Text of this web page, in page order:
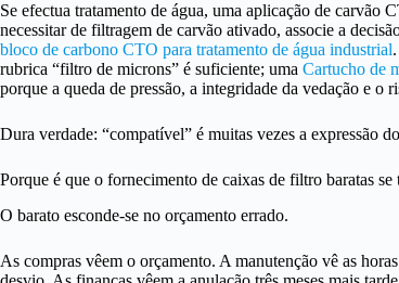
Se efectua tratamento de água, uma aplicação de carvão
necessitar de filtragem de carvão ativado, associe a
bloco de carbono CTO para tratamento de água industrial
rubrica “filtro de microns” é suficiente; uma Cartucho de
porque a queda de pressão, a integridade da vedação e o
Dura verdade: “compatível” é muitas vezes a expressão
Porque é que o fornecimento de caixas de filtro baratas se
O barato esconde-se no orçamento errado.
As compras vêem o orçamento. A manutenção vê as